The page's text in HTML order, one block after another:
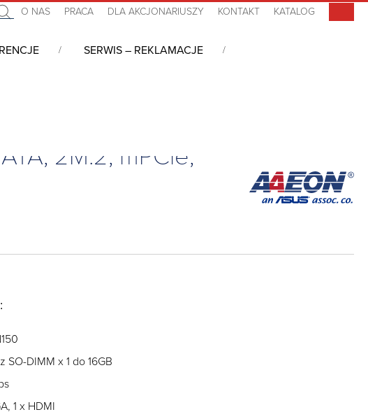
O NAS PRACA DLA AKCJONARIUSZY KONTAKT KATALOG
SERWIS – REKLAMACJE
2M.2, mPCie,
SO-DIMM x 1 do 16GB
1 x HDMI